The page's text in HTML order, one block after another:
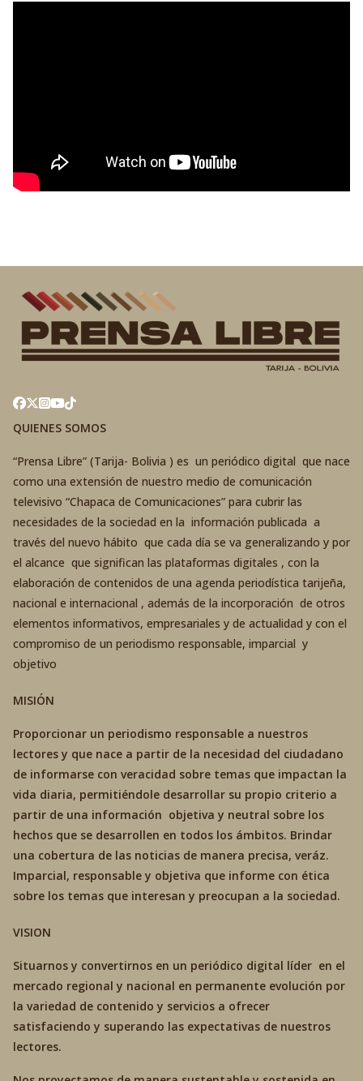
QUIENES SOMOS
“Prensa Libre” (Tarija- Bolivia ) es un periódico digital que nace
como una extensión de nuestro medio de comunicación
televisivo “Chapaca de Comunicaciones” para cubrir las
necesidades de la sociedad en la información publicada a
través del nuevo hábito que cada día se va generalizando y por
el alcance que significan las plataformas digitales , con la
elaboración de contenidos de una agenda periodística tarijeña,
nacional e internacional , además de la incorporación de otros
elementos informativos, empresariales y de actualidad y con el
compromiso de un periodismo responsable, imparcial y
objetivo
MISIÓN
Proporcionar un periodismo responsable a nuestros
lectores y que nace a partir de la necesidad del ciudadano
de informarse con veracidad sobre temas que impactan la
vida diaria, permitiéndole desarrollar su propio criterio a
partir de una información objetiva y neutral sobre los
hechos que se desarrollen en todos los ámbitos. Brindar
una cobertura de las noticias de manera precisa, veráz.
Imparcial, responsable y objetiva que informe con ética
sobre los temas que interesan y preocupan a la sociedad.
VISION
Situarnos y convertirnos en un periódico digital líder en el
mercado regional y nacional en permanente evolución por
la variedad de contenido y servicios a ofrecer
satisfaciendo y superando las expectativas de nuestros
lectores.